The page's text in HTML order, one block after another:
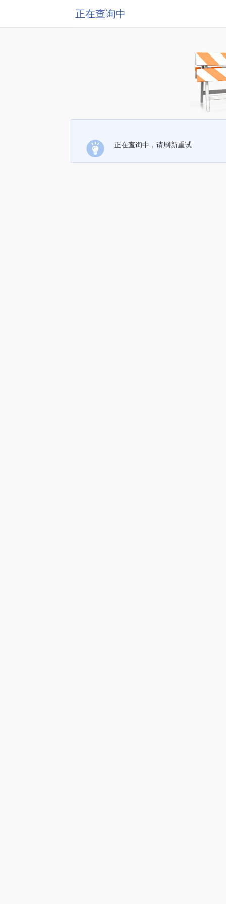
正在查询中
正在查询中，请刷新重试